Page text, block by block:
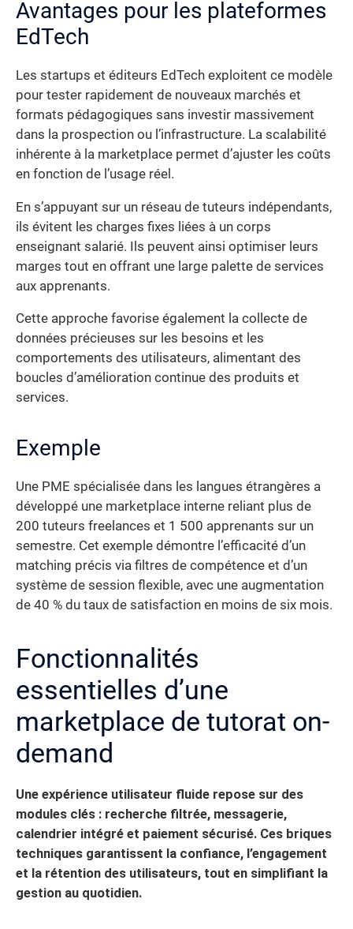
Avantages pour les plateformes
EdTech
Les startups et éditeurs EdTech exploitent ce modèle
pour tester rapidement de nouveaux marchés et
formats pédagogiques sans investir massivement
dans la prospection ou l’infrastructure. La scalabilité
inhérente à la marketplace permet d’ajuster les coûts
en fonction de l’usage réel.
En s’appuyant sur un réseau de tuteurs indépendants,
ils évitent les charges fixes liées à un corps
enseignant salarié. Ils peuvent ainsi optimiser leurs
marges tout en offrant une large palette de services
aux apprenants.
Cette approche favorise également la collecte de
données précieuses sur les besoins et les
comportements des utilisateurs, alimentant des
boucles d’amélioration continue des produits et
services.
Exemple
Une PME spécialisée dans les langues étrangères a
développé une marketplace interne reliant plus de
200 tuteurs freelances et 1 500 apprenants sur un
semestre. Cet exemple démontre l’efficacité d’un
matching précis via filtres de compétence et d’un
système de session flexible, avec une augmentation
de 40 % du taux de satisfaction en moins de six mois.
Fonctionnalités
essentielles d’une
marketplace de tutorat on-
demand
Une expérience utilisateur fluide repose sur des
modules clés : recherche filtrée, messagerie,
calendrier intégré et paiement sécurisé. Ces briques
techniques garantissent la confiance, l’engagement
et la rétention des utilisateurs, tout en simplifiant la
gestion au quotidien.